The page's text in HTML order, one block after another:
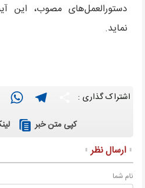
دستورالعمل‌های مصوب، این
نماید.
اشتراک گذاری : Telegram
کپی متن خبر
ارسال نظر
نام شما